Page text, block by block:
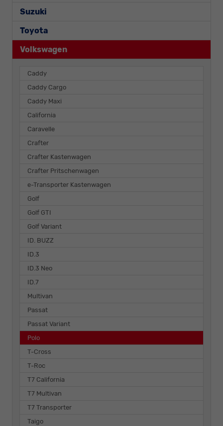
Suzuki
Toyota
Volkswagen
Caddy
Caddy Cargo
Caddy Maxi
California
Caravelle
Crafter
Crafter Kastenwagen
Crafter Pritschenwagen
e-Transporter Kastenwagen
Golf
Golf GTI
Golf Variant
ID. BUZZ
ID.3
ID.3 Neo
ID.7
Multivan
Passat
Passat Variant
Polo
T-Cross
T-Roc
T7 California
T7 Multivan
T7 Transporter
Taigo